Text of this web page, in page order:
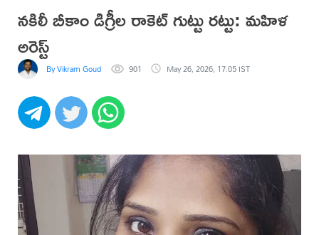
నకిలీ బీకాం డిగ్రీల రాకెట్ గుట్టు రట్టు: మహిళ
అరెస్ట్
By Vikram Goud 901 May 26, 2026, 17:05 IST